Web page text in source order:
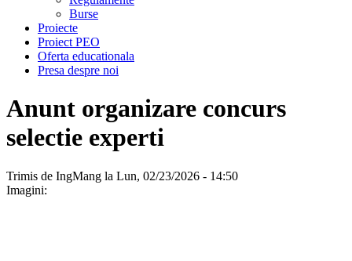
Burse
Proiecte
Proiect PEO
Oferta educationala
Presa despre noi
Anunt organizare concurs
selectie experti
Trimis de IngMang la Lun, 02/23/2026 - 14:50
Imagini: